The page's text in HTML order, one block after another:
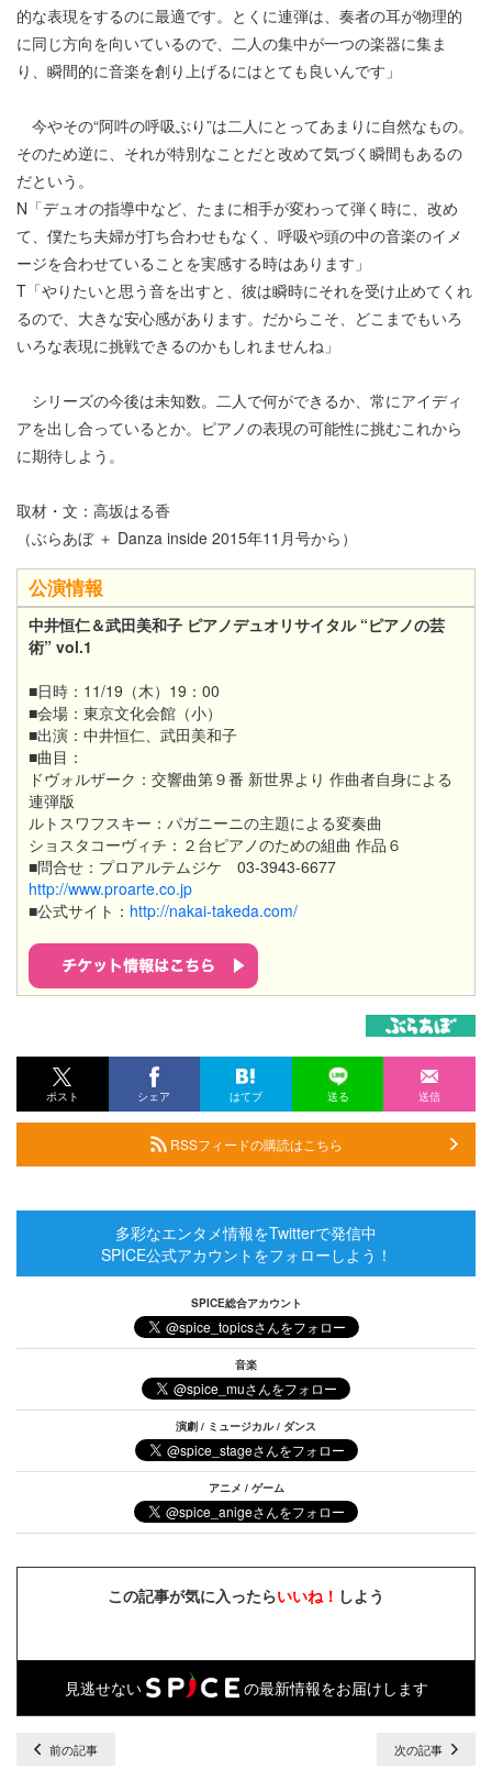
的な表現をするのに最適です。とくに連弾は、奏者の耳が物理的
に同じ方向を向いているので、二人の集中が一つの楽器に集ま
り、瞬間的に音楽を創り上げるにはとても良いんです」
今やその“阿吽の呼吸ぶり”は二人にとってあまりに自然なもの。
そのため逆に、それが特別なことだと改めて気づく瞬間もあるの
だという。
N「デュオの指導中など、たまに相手が変わって弾く時に、改め
て、僕たち夫婦が打ち合わせもなく、呼吸や頭の中の音楽のイメ
ージを合わせていることを実感する時はあります」
T「やりたいと思う音を出すと、彼は瞬時にそれを受け止めてくれ
るので、大きな安心感があります。だからこそ、どこまでもいろ
いろな表現に挑戦できるのかもしれませんね」
シリーズの今後は未知数。二人で何ができるか、常にアイディ
アを出し合っているとか。ピアノの表現の可能性に挑むこれから
に期待しよう。
取材・文：高坂はる香
（ぶらあぼ ＋ Danza inside 2015年11月号から）
公演情報
中井恒仁＆武田美和子 ピアノデュオリサイタル “ピアノの芸
術” vol.1
■日時：11/19（木）19：00
■会場：東京文化会館（小）
■出演：中井恒仁、武田美和子
■曲目：
ドヴォルザーク：交響曲第９番 新世界より 作曲者自身による
連弾版
ルトスワフスキー：パガニーニの主題による変奏曲
ショスタコーヴィチ：２台ピアノのための組曲 作品６
■問合せ：プロアルテムジケ 03-3943-6677
http://www.proarte.co.jp
■公式サイト： http://nakai-takeda.com/​
ポスト シェア はてブ 送る 送信
RSSフィードの購読はこちら
多彩なエンタメ情報をTwitterで発信中
SPICE公式アカウントをフォローしよう！
SPICE総合アカウント
音楽
演劇 / ミュージカル / ダンス
アニメ / ゲーム
この記事が気に入ったらいいね！ しよう
見逃せない の最新情報をお届けします
前の記事 次の記事